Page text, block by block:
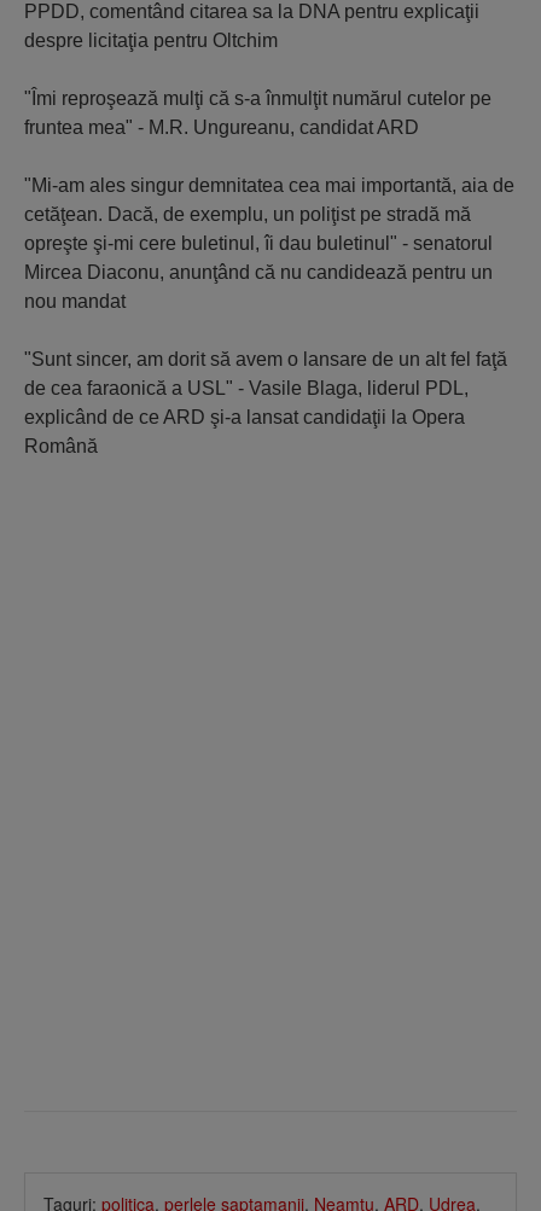
PPDD, comentând citarea sa la DNA pentru explicaţii
despre licitaţia pentru Oltchim
"Îmi reproşează mulţi că s-a înmulţit numărul cutelor pe
fruntea mea" - M.R. Ungureanu, candidat ARD
"Mi-am ales singur demnitatea cea mai importantă, aia de
cetăţean. Dacă, de exemplu, un poliţist pe stradă mă
opreşte şi-mi cere buletinul, îi dau buletinul" - senatorul
Mircea Diaconu, anunţând că nu candidează pentru un
nou mandat
"Sunt sincer, am dorit să avem o lansare de un alt fel faţă
de cea faraonică a USL" - Vasile Blaga, liderul PDL,
explicând de ce ARD şi-a lansat candidaţii la Opera
Română
Taguri: politica, perlele saptamanii, Neamtu, ARD, Udrea,